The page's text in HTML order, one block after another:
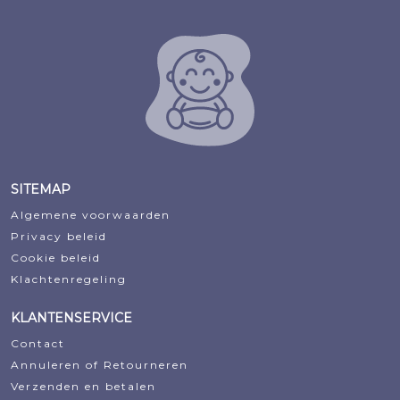
SITEMAP
Algemene voorwaarden
Privacy beleid
Cookie beleid
Klachtenregeling
KLANTENSERVICE
Contact
Annuleren of Retourneren
Verzenden en betalen